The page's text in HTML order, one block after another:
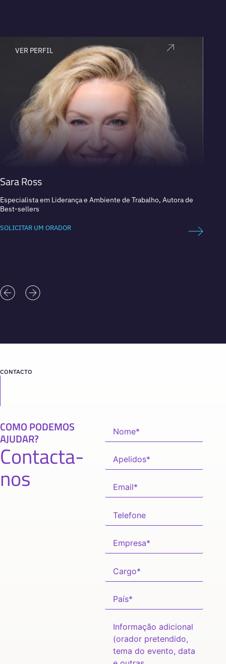
VER PERFIL
Sara Ross
Especialista em Liderança e Ambiente de Trabalho, Autora de
Best-sellers
SOLICITAR UM ORADOR
CONTACTO
COMO PODEMOS
AJUDAR?
Contacta-
nos